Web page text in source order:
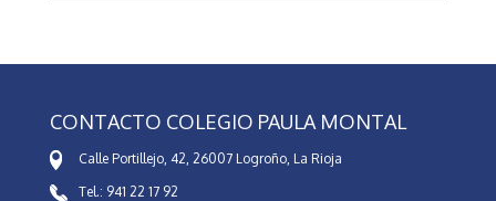
CONTACTO COLEGIO PAULA MONTAL
Calle Portillejo, 42, 26007 Logroño, La Rioja
Tel.: 941 22 17 92